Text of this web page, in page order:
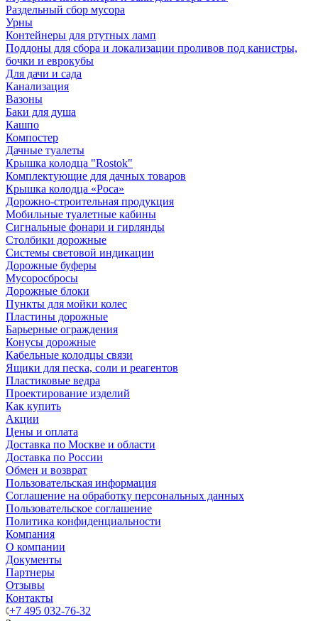
Раздельный сбор мусора
Урны
Контейнеры для ртутных ламп
Поддоны для сбора и локализации проливов под канистры,
бочки и еврокубы
Для дачи и сада
Канализация
Вазоны
Баки для душа
Кашпо
Компостер
Дачные туалеты
Крышка колодца "Rostok"
Комплектующие для дачных товаров
Крышка колодца «Роса»
Дорожно-строительная продукция
Мобильные туалетные кабины
Сигнальные фонари и гирлянды
Столбики дорожные
Системы световой индикации
Дорожные буферы
Мусоросбросы
Дорожные блоки
Пункты для мойки колес
Пластины дорожные
Барьерные ограждения
Конусы дорожные
Кабельные колодцы связи
Ящики для песка, соли и реагентов
Пластиковые ведра
Проектирование изделий
Как купить
Акции
Цены и оплата
Доставка по Москве и области
Доставка по России
Обмен и возврат
Пользовательская информация
Соглашение на обработку персональных данных
Пользовательское соглашение
Политика конфиденциальности
Компания
О компании
Документы
Партнеры
Отзывы
Контакты
+7 495 032-76-32